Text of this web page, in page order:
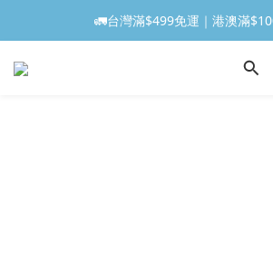
🚛台灣滿$499免運｜港澳滿